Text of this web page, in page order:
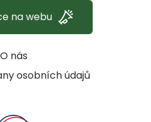
O nás
osobních údajů
na webu